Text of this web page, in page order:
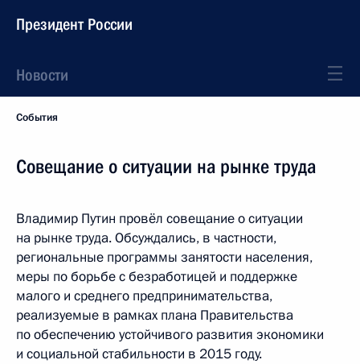
Президент России
Новости
События
Совещание о ситуации на рынке труда
Владимир Путин провёл совещание о ситуации
на рынке труда. Обсуждались, в частности,
региональные программы занятости населения,
меры по борьбе с безработицей и поддержке
малого и среднего предпринимательства,
реализуемые в рамках плана Правительства
по обеспечению устойчивого развития экономики
и социальной стабильности в 2015 году.